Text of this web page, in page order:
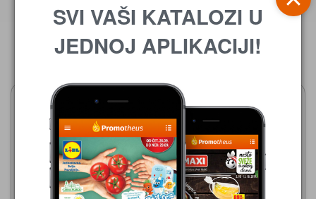
Cena
SVI VAŠI KATALOZI U
JEDNOJ APLIKACIJI!